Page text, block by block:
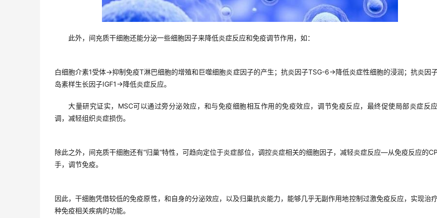
此外，间充质干细胞还能分泌一些细胞因子来降低炎症反应和免疫调节作用，如：
白细胞介素1受体→抑制免疫T淋巴细胞的增殖和巨噬细胞炎症因子的产生；抗炎因子TSG-6→降低炎症性细胞的浸润；抗炎因
岛素样生长因子IGF1→降低炎症反应。
大量研究证实，MSC可以通过旁分泌效应，和与免疫细胞相互作用的免疫效应，调节免疫反应，最终促使局部炎症反
调，减轻组织炎症损伤。
除此之外，间充质干细胞还有“归巢”特性，可趋向定位于炎症部位，调控炎症相关的细胞因子，减轻炎症反应—从免疫反应的
手，调节免疫。
因此，干细胞凭借较低的免疫原性，和自身的分泌效应，以及归巢抗炎能力，能够几乎无副作用地控制过激免疫反应，实现治
种免疫相关疾病的功能。